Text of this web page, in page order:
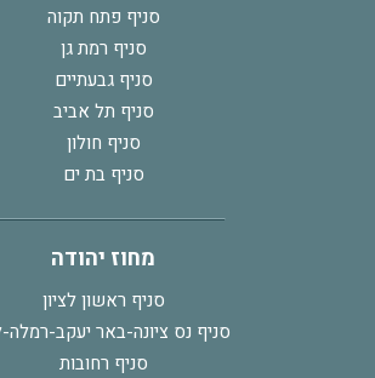
סניף פתח תקוה
סניף רמת גן
סניף גבעתיים
סניף תל אביב
סניף חולון
סניף בת ים
מחוז יהודה
סניף ראשון לציון
סניף נס ציונה-באר יעקב-
סניף רחובות